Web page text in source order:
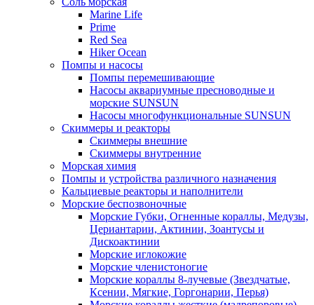
Marine Life
Prime
Red Sea
Hiker Ocean
Помпы и насосы
Помпы перемешивающие
Насосы аквариумные пресноводные и
морские SUNSUN
Насосы многофункциональные SUNSUN
Скиммеры и реакторы
Скиммеры внешние
Скиммеры внутренние
Морская химия
Помпы и устройства различного назначения
Кальциевые реакторы и наполнители
Морские беспозвоночные
Морские Губки, Огненные кораллы, Медузы,
Цериантарии, Актинии, Зоантусы и
Дискоактинии
Морские иглокожие
Морские членистоногие
Морские кораллы 8-лучевые (Звездчатые,
Ксении, Мягкие, Горгонарии, Перья)